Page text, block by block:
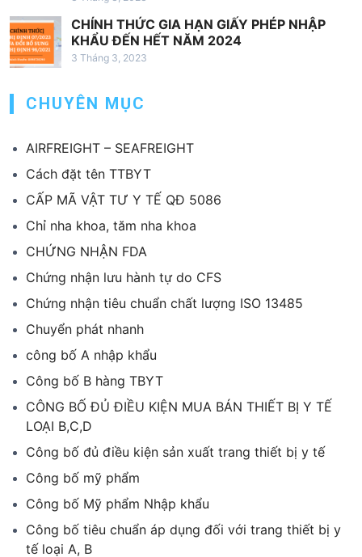
CHÍNH THỨC GIA HẠN GIẤY PHÉP NHẬP
KHẨU ĐẾN HẾT NĂM 2024
3 Tháng 3, 2023
CHUYÊN MỤC
AIRFREIGHT – SEAFREIGHT
Cách đặt tên TTBYT
CẤP MÃ VẬT TƯ Y TẾ QĐ 5086
Chỉ nha khoa, tăm nha khoa
CHỨNG NHẬN FDA
Chứng nhận lưu hành tự do CFS
Chứng nhận tiêu chuẩn chất lượng ISO 13485
Chuyển phát nhanh
công bố A nhập khẩu
Công bố B hàng TBYT
CÔNG BỐ ĐỦ ĐIỀU KIỆN MUA BÁN THIẾT BỊ Y TẾ
LOẠI B,C,D
Công bố đủ điều kiện sản xuất trang thiết bị y tế
Công bố mỹ phẩm
Công bố Mỹ phẩm Nhập khẩu
Công bố tiêu chuẩn áp dụng đối với trang thiết bị y
tế loại A, B